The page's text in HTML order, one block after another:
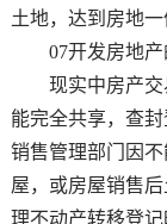
土地，达到房地一
07开发房地产
现实中房产交
能完全共享，查
销售管理部门因
屋，或房屋销售
理不动产转移登